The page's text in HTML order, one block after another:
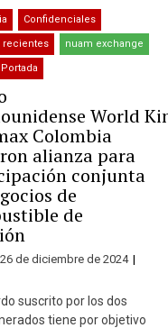
Confidenciales
recientes nuam exchange
Portada
World
Colombia
alianza para
conjunta
de
de
26 de diciembre de 2024
suscrito por los dos
tiene por objetivo